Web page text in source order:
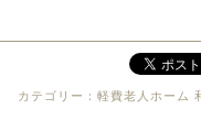
カテゴリー：軽費老人ホーム